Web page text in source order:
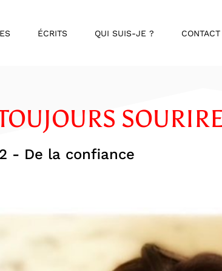
ÉCRITS QUI SUIS-JE ? CONTACT
- De la confiance